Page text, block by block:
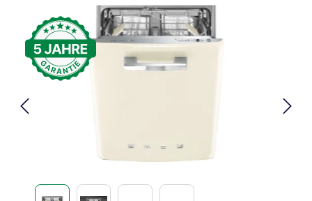
Bildergalerie überspringen